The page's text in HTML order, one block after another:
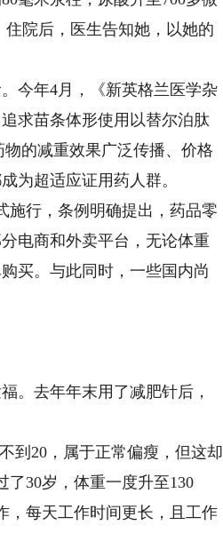
院后，医生告知她，以她的
今年4月，《新英格兰医学杂
求苗条体形使用以替尔泊肽
的减重效果广泛传播、价格
为超适应证用药人群。
行，条例明确提出，药品零
电商和外卖平台，无论体重
买。与此同时，一些国内尚
去年年末用了减肥针后，
20，属于正常偏瘦，但这却
了30岁，体重一度升至130
，每天工作时间更长，且工作